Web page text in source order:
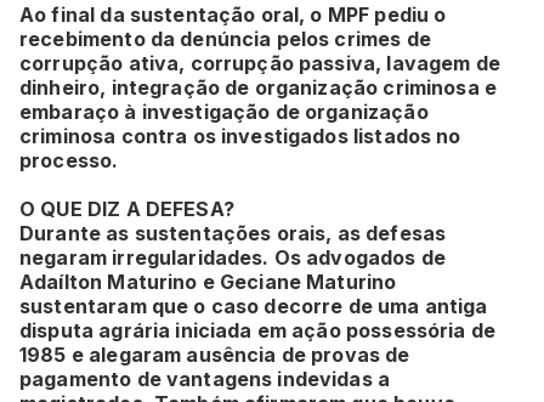
Ao final da sustentação oral, o MPF pediu o
recebimento da denúncia pelos crimes de
corrupção ativa, corrupção passiva, lavagem de
dinheiro, integração de organização criminosa e
embaraço à investigação de organização
criminosa contra os investigados listados no
processo.
O QUE DIZ A DEFESA?
Durante as sustentações orais, as defesas
negaram irregularidades. Os advogados de
Adaílton Maturino e Geciane Maturino
sustentaram que o caso decorre de uma antiga
disputa agrária iniciada em ação possessória de
1985 e alegaram ausência de provas de
pagamento de vantagens indevidas a